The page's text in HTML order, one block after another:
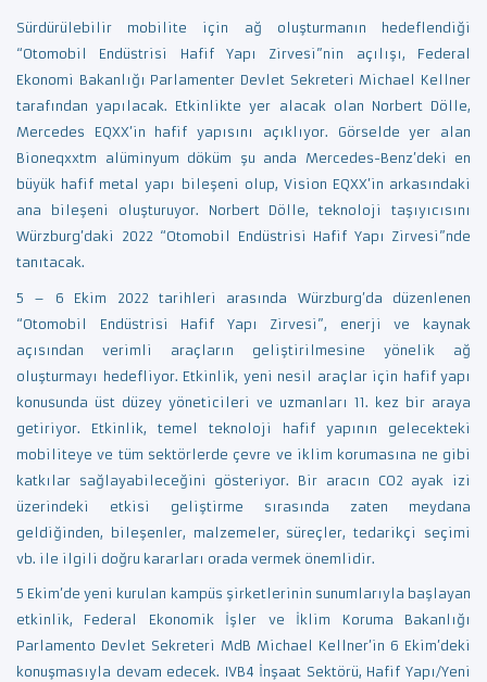
Sürdürülebilir mobilite için ağ oluşturmanın hedeflendiği
“Otomobil Endüstrisi Hafif Yapı Zirvesi”nin açılışı, Federal
Ekonomi Bakanlığı Parlamenter Devlet Sekreteri Michael Kellner
tarafından yapılacak. Etkinlikte yer alacak olan Norbert Dölle,
Mercedes EQXX’in hafif yapısını açıklıyor. Görselde yer alan
Bioneqxxtm alüminyum döküm şu anda Mercedes-Benz’deki en
büyük hafif metal yapı bileşeni olup, Vision EQXX’in arkasındaki
ana bileşeni oluşturuyor. Norbert Dölle, teknoloji taşıyıcısını
Würzburg’daki 2022 “Otomobil Endüstrisi Hafif Yapı Zirvesi”nde
tanıtacak.
5 – 6 Ekim 2022 tarihleri ​​arasında Würzburg’da düzenlenen
“Otomobil Endüstrisi Hafif Yapı Zirvesi”, enerji ve kaynak
açısından verimli araçların geliştirilmesine yönelik ağ
oluşturmayı hedefliyor. Etkinlik, yeni nesil araçlar için hafif yapı
konusunda üst düzey yöneticileri ve uzmanları 11. kez bir araya
getiriyor. Etkinlik, temel teknoloji hafif yapının gelecekteki
mobiliteye ve tüm sektörlerde çevre ve iklim korumasına ne gibi
katkılar sağlayabileceğini gösteriyor. Bir aracın CO2 ayak izi
üzerindeki etkisi geliştirme sırasında zaten meydana
geldiğinden, bileşenler, malzemeler, süreçler, tedarikçi seçimi
vb. ile ilgili doğru kararları orada vermek önemlidir.
5 Ekim’de yeni kurulan kampüs şirketlerinin sunumlarıyla başlayan
etkinlik, Federal Ekonomik İşler ve İklim Koruma Bakanlığı
Parlamento Devlet Sekreteri MdB Michael Kellner’in 6 Ekim’deki
konuşmasıyla devam edecek. IVB4 İnşaat Sektörü, Hafif Yapı/Yeni